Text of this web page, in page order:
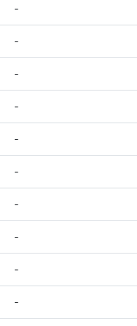
-
-
-
-
-
-
-
-
-
-